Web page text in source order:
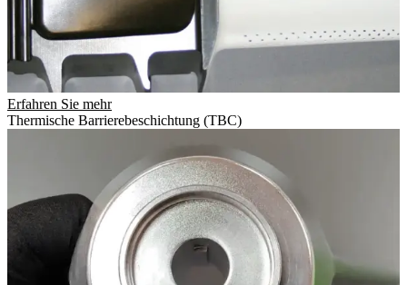
Erfahren Sie mehr
Thermische Barrierebeschichtung (TBC)